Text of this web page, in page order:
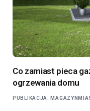
Co zamiast pieca
ogrzewania domu
PUBLIKACJA: